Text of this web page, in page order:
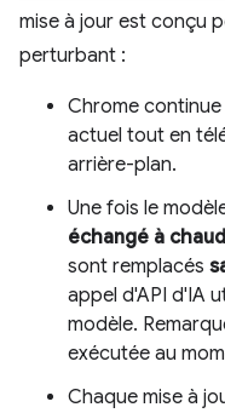
mise à jour est conçu
perturbant :
Chrome
actuel tout en
arrière-plan.
Une fois le
échangé à chaud
sont remplacés
appel d'API d'IA
modèle.
exécutée au
Chaque mise à